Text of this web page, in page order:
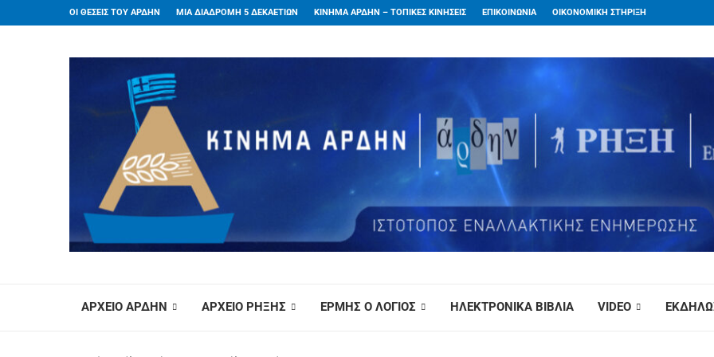
ΟΙ ΘΕΣΕΙΣ ΤΟΥ ΑΡΔΗΝ ΜΙΑ ΔΙΑΔΡΟΜΗ 5 ΔΕΚΑΕΤΙΩΝ ΚΙΝΗΜΑ ΑΡΔΗΝ – ΤΟΠΙΚΕΣ ΚΙΝΗΣΕΙΣ ΕΠΙΚΟΙΝΩΝΙΑ ΟΙΚΟΝΟΜΙΚΗ ΣΤΗΡΙΞΗ
ΑΡΧΕΙΟ ΑΡΔΗΝ ΑΡΧΕΙΟ ΡΗΞΗΣ ΕΡΜΗΣ Ο ΛΟΓΙΟΣ ΗΛΕΚΤΡΟΝΙΚΑ ΒΙΒΛΙΑ VIDEO